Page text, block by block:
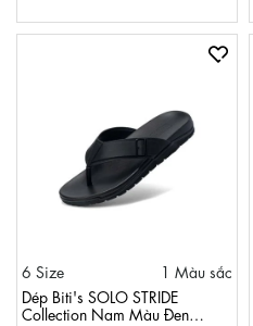
6 Size
1 Màu sắc
Dép Biti's SOLO STRIDE
Collection Nam Màu Đen